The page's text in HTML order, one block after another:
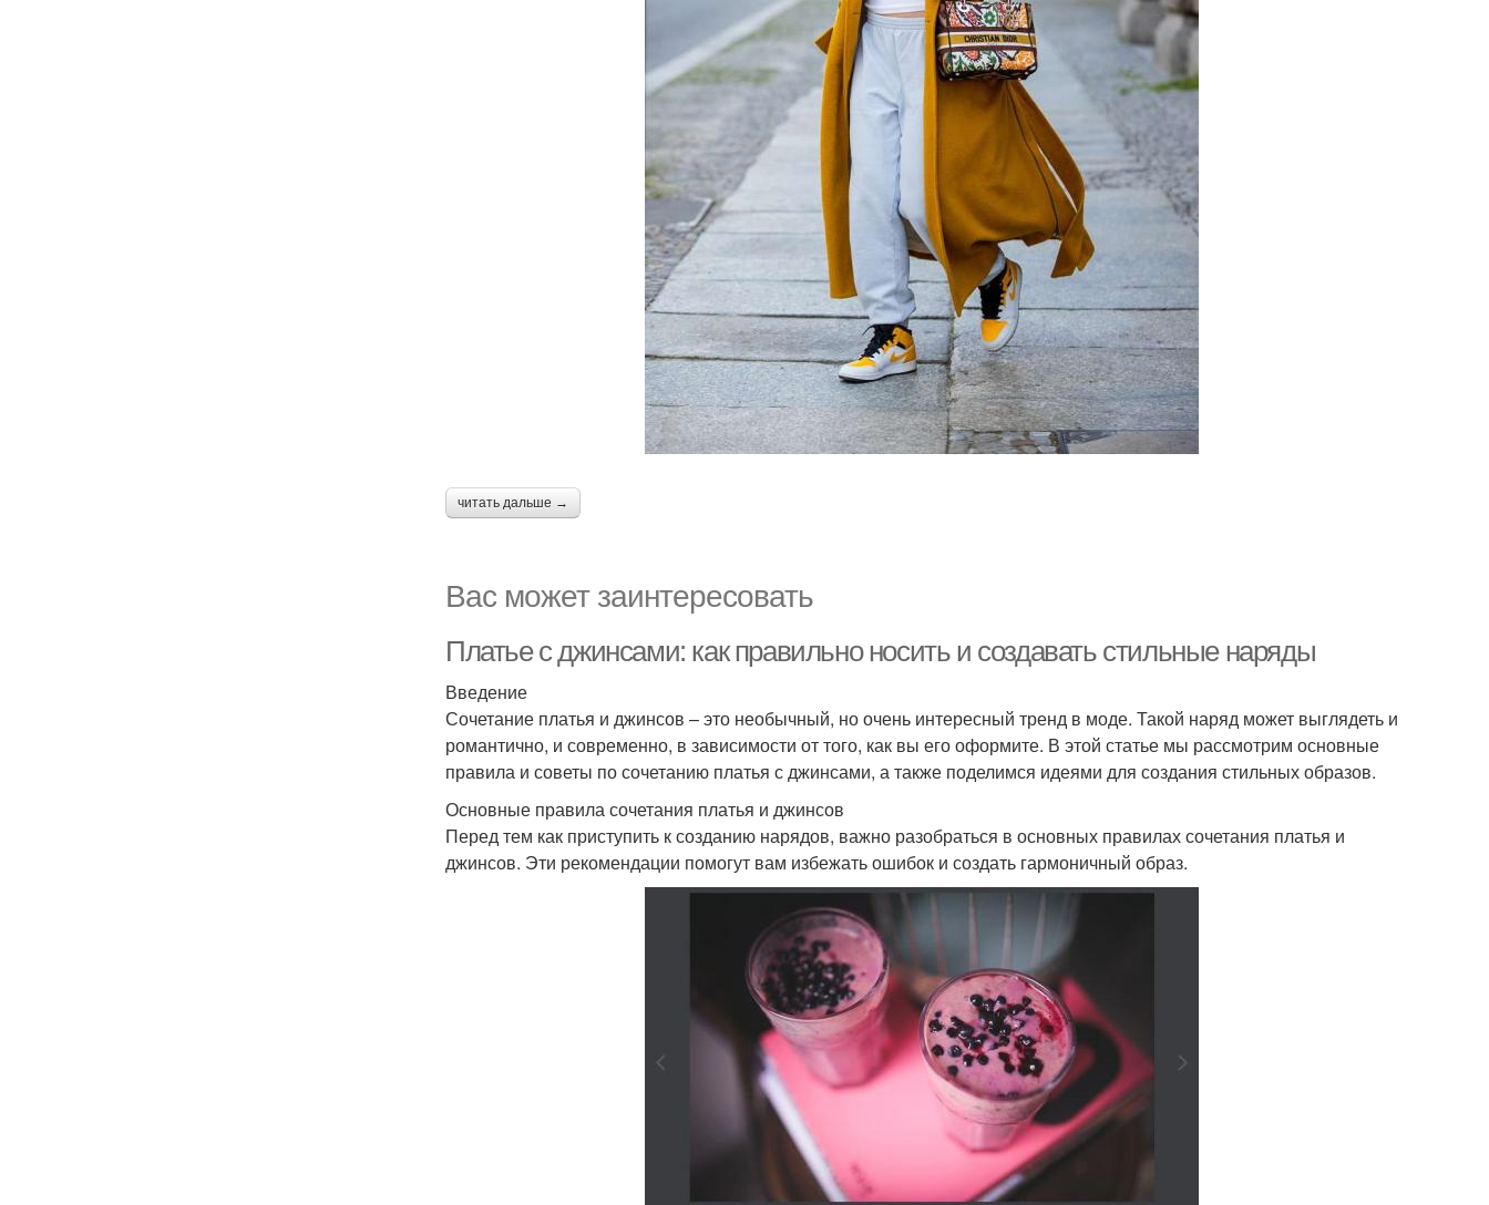
читать дальше →
Вас может заинтересовать
Платье с джинсами: как правильно носить и создавать стильные наряды
Введение
Сочетание платья и джинсов – это необычный, но очень интересный тренд в моде. Такой наряд может выглядеть и
романтично, и современно, в зависимости от того, как вы его оформите. В этой статье мы рассмотрим основные
правила и советы по сочетанию платья с джинсами, а также поделимся идеями для создания стильных образов.
Основные правила сочетания платья и джинсов
Перед тем как приступить к созданию нарядов, важно разобраться в основных правилах сочетания платья и
джинсов. Эти рекомендации помогут вам избежать ошибок и создать гармоничный образ.